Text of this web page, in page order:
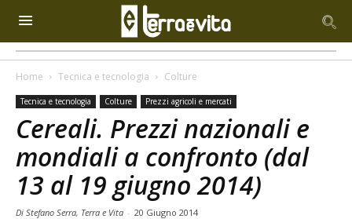
Home Tecnica e tecnologia Colture
Tecnica e tecnologia Colture Prezzi agricoli e mercati
Cereali. Prezzi nazionali e
mondiali a confronto (dal
13 al 19 giugno 2014)
Di Stefano Serra, Terra e Vita - 20 Giugno 2014